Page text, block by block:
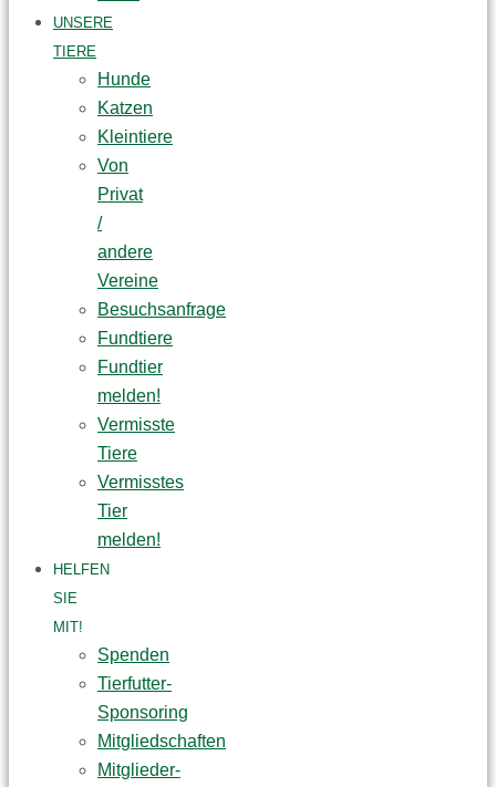
UNSERE
TIERE
Hunde
Katzen
Kleintiere
Von
Privat
/
andere
Vereine
Besuchsanfrage
Fundtiere
Fundtier
melden!
Vermisste
Tiere
Vermisstes
Tier
melden!
HELFEN
SIE
MIT!
Spenden
Tierfutter-
Sponsoring
Mitgliedschaften
Mitglieder-